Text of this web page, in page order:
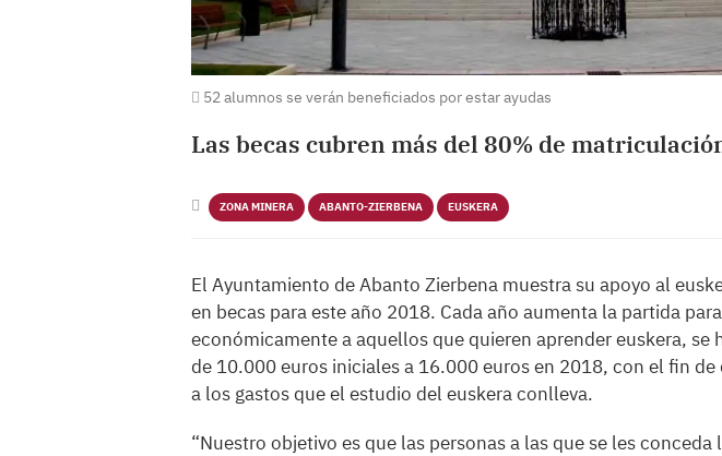
52 alumnos se verán beneficiados por estar ayudas
Las becas cubren más del 80% de
ZONA MINERA ABANTO-ZIERBENA EUSKERA
El Ayuntamiento de Abanto Zierbena muestra su apoyo al
en becas para este año 2018. Cada año aumenta la partida
económicamente a aquellos que quieren aprender euskera, se
de 10.000 euros iniciales a 16.000 euros en 2018, con el fin
a los gastos que el estudio del euskera conlleva.
“Nuestro objetivo es que las personas a las que se les conceda